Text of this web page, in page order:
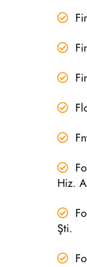
Hiz.
Şti.